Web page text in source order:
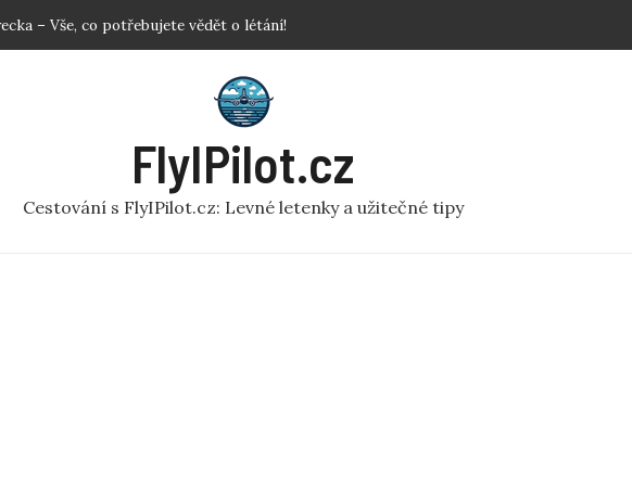
Prozkoumejte svět z ptačí perspektivy
letenky? Klíčové Tipy pro Nejlepší Ceny
Jak se rychle zbavit nepříjemnosti?
FlyIPilot.cz
Cestování s FlyIPilot.cz: Levné letenky a užitečné tipy